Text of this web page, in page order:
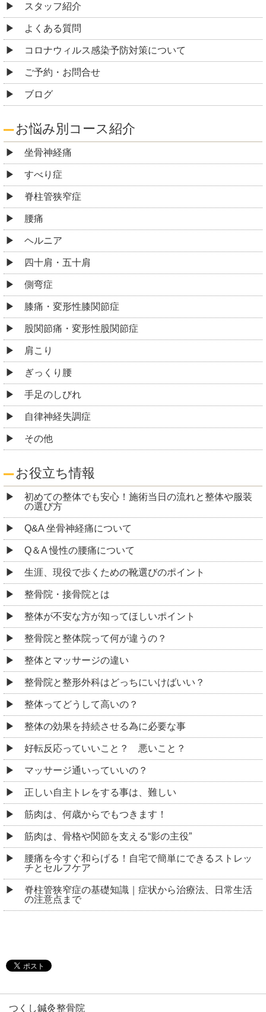
スタッフ紹介
よくある質問
コロナウィルス感染予防対策について
ご予約・お問合せ
ブログ
お悩み別コース紹介
坐骨神経痛
すべり症
脊柱管狭窄症
腰痛
ヘルニア
四十肩・五十肩
側弯症
膝痛・変形性膝関節症
股関節痛・変形性股関節症
肩こり
ぎっくり腰
手足のしびれ
自律神経失調症
その他
お役立ち情報
初めての整体でも安心！施術当日の流れと整体や服装
の選び方
Q&A 坐骨神経痛について
Q＆A 慢性の腰痛について
生涯、現役で歩くための靴選びのポイント
整骨院・接骨院とは
整体が不安な方が知ってほしいポイント
整骨院と整体院って何が違うの？
整体とマッサージの違い
整骨院と整形外科はどっちにいけばいい？
整体ってどうして高いの？
整体の効果を持続させる為に必要な事
好転反応っていいこと？ 悪いこと？
マッサージ通いっていいの？
正しい自主トレをする事は、難しい
筋肉は、何歳からでもつきます！
筋肉は、骨格や関節を支える“影の主役”
腰痛を今すぐ和らげる！自宅で簡単にできるストレッ
チとセルフケア
脊柱管狭窄症の基礎知識｜症状から治療法、日常生活
の注意点まで
つくし鍼灸整骨院